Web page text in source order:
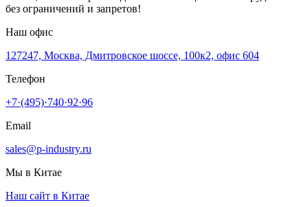
без ограничений и запретов!
Наш офис
127247, Москва, Дмитровское шоссе, 100к2, офис 604
Телефон
+7·(495)·740·92·96
Email
sales@p-industry.ru
Мы в Китае
Наш сайт в Китае